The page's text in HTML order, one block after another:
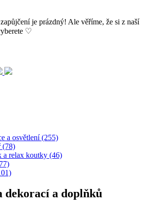
je prázdný! Ale věříme, že si z naší
♡
a osvětlení (255)
(78)
a relax koutky (46)
dekorací a doplňků